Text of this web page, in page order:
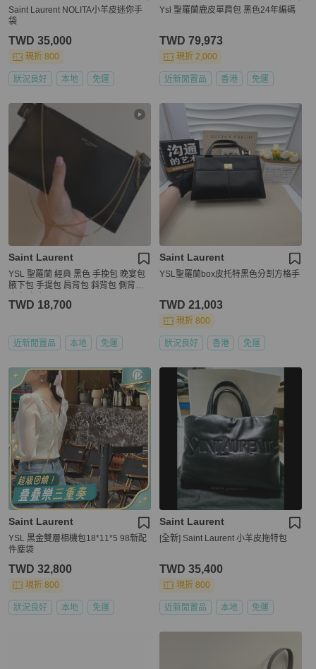
Saint Laurent NOLITA小羊皮迷你手
袋
TWD 35,000
現折 800
狀況良好 本地 免運
Ysl 聖羅蘭鹿皮單肩包 黑色24年編碼
TWD 79,973
現折 2,000
近新閒置品 香港 免運
Saint Laurent
YSL 聖羅蘭 經典 黑色 手挽包 晚宴包
腋下包 手提包 肩背包 斜背包 側背包
TWD 18,700
近新閒置品 本地 免運
Saint Laurent
YSL聖羅蘭box皮托特黑色分割方格手
TWD 21,003
現折 800
狀況良好 香港 免運
Saint Laurent
YSL 黑金雙層相機包18*11*5 98新配
件塵袋
TWD 32,800
現折 800
狀況良好 本地 免運
Saint Laurent
[全新] Saint Laurent 小羊皮拖特包
TWD 35,400
現折 800
近新閒置品 本地 免運